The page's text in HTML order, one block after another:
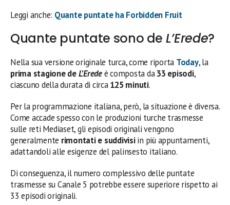
Leggi anche: Quante puntate ha Forbidden Fruit
Quante puntate sono de L’Erede?
Nella sua versione originale turca, come riporta Today, la
prima stagione deL’Eredeè composta da33 episodi,
ciascuno della durata di circa125 minuti.
Per la programmazione italiana, però, la situazione è diversa.
Come accade spesso con le produzioni turche trasmesse
sulle reti Mediaset, gli episodi originali vengono
generalmente rimontati e suddivisiin più appuntamenti,
adattandoli alle esigenze del palinsesto italiano.
Di conseguenza, il numero complessivo delle puntate
trasmesse su Canale 5 potrebbe essere superiore rispetto ai
33 episodi originali.